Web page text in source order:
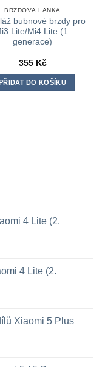
BRZDOVÁ LANKA
bubnové brzdy pro
Lite/Mi4 Lite (1.
generace)
355 Kč
DO KOŠÍKU
4 Lite (2.
4 Lite (2.
Xiaomi 5 Plus